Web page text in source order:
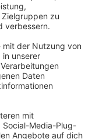
und
nicht im
strafbar
größer, würde
werden.
für Ende
höchst
der